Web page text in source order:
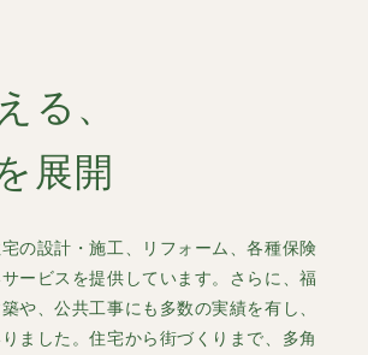
る、
展開
の設計・施工、リフォーム、各種保険
ービスを提供しています。さらに、福
や、公共工事にも多数の実績を有し、
ました。住宅から街づくりまで、多角